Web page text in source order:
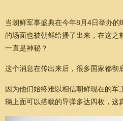
当朝鲜军事盛典在今年8月4日举办
的场面也被朝鲜给播了出来，在这
一直是神秘？
这个消息在传出来后，很多国家都彻
因为他们始终难以相信朝鲜现在的
辆上面可以搭载的导弹多达四枚，这